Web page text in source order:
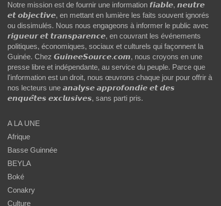
Notre mission est de fournir une information 𝙛𝙞𝙖𝙗𝙡𝙚, 𝙣𝙚𝙪𝙩𝙧𝙚
𝙚𝙩 𝙤𝙗𝙟𝙚𝙘𝙩𝙞𝙫𝙚, en mettant en lumière les faits souvent ignorés
ou dissimulés. Nous nous engageons à informer le public avec
𝙧𝙞𝙜𝙪𝙚𝙪𝙧 𝙚𝙩 𝙩𝙧𝙖𝙣𝙨𝙥𝙖𝙧𝙚𝙣𝙘𝙚, en couvrant les événements
politiques, économiques, sociaux et culturels qui façonnent la
Guinée. Chez 𝙂𝙪𝙞𝙣𝙚𝙚𝙎𝙤𝙪𝙧𝙘𝙚.𝙘𝙤𝙢, nous croyons en une
presse libre et indépendante, au service du peuple. Parce que
l'information est un droit, nous œuvrons chaque jour pour offrir à
nos lecteurs une 𝙖𝙣𝙖𝙡𝙮𝙨𝙚 𝙖𝙥𝙥𝙧𝙤𝙛𝙤𝙣𝙙𝙞𝙚 𝙚𝙩 𝙙𝙚𝙨
𝙚𝙣𝙦𝙪𝙚̂𝙩𝙚𝙨 𝙚𝙭𝙘𝙡𝙪𝙨𝙞𝙫𝙚𝙨, sans parti pris.
A LA UNE
Afrique
Basse Guinnée
BEYLA
Boké
Conakry
Culture